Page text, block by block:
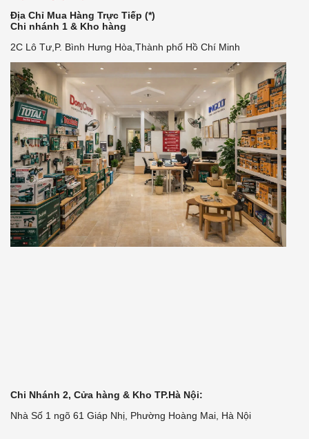
Địa Chỉ Mua Hàng Trực Tiếp (*)
Chi nhánh 1 & Kho hàng
2C Lô Tư,P. Bình Hưng Hòa,Thành phố Hồ Chí Minh
Chi Nhánh 2, Cửa hàng & Kho TP.Hà Nội:
Nhà Số 1 ngõ 61 Giáp Nhị, Phường Hoàng Mai, Hà Nội